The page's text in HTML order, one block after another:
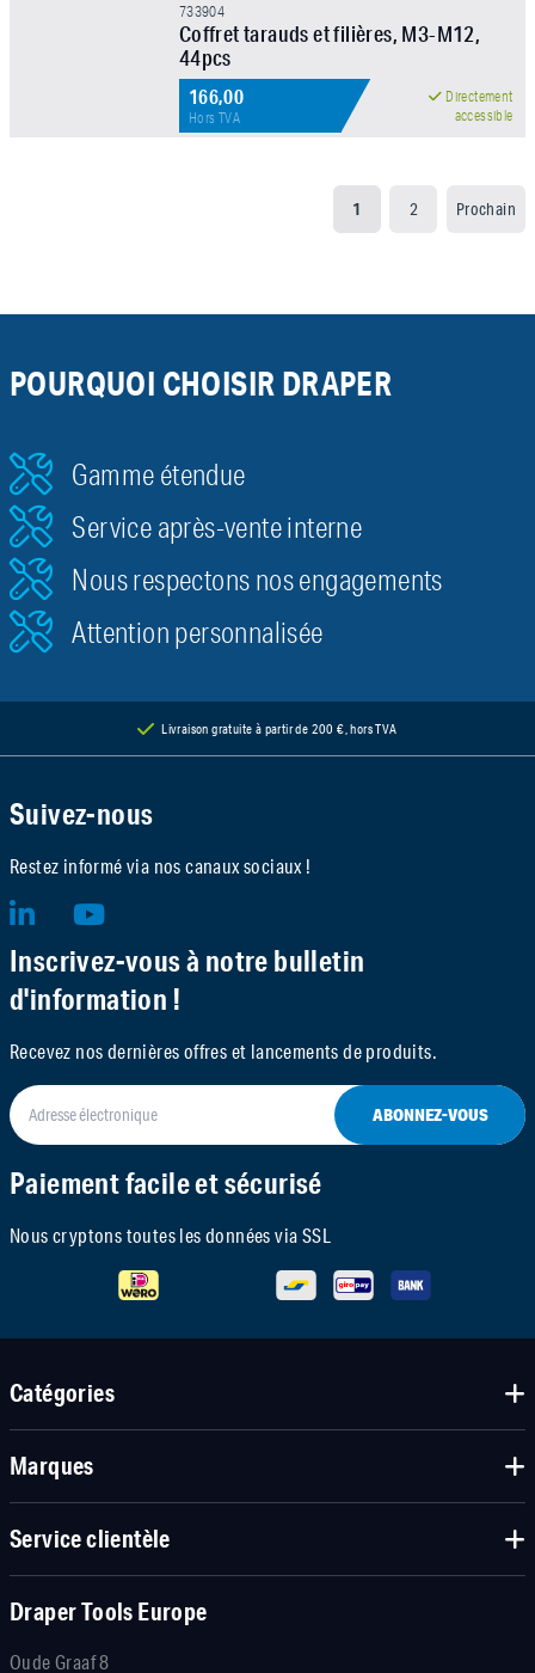
733904
Coffret tarauds et filières, M3-M12,
44pcs
166,00
Hors TVA
Directement
accessible
1 2 Prochain
POURQUOI CHOISIR DRAPER
Gamme étendue
Service après-vente interne
Nous respectons nos engagements
Attention personnalisée
Livraison gratuite à partir de 200 €, hors TVA
Suivez-nous
Restez informé via nos canaux sociaux !
Inscrivez-vous à notre bulletin
d'information !
Recevez nos dernières offres et lancements de produits.
ABONNEZ-VOUS
Paiement facile et sécurisé
Nous cryptons toutes les données via SSL
Catégories
Marques
Service clientèle
Draper Tools Europe
Oude Graaf 8